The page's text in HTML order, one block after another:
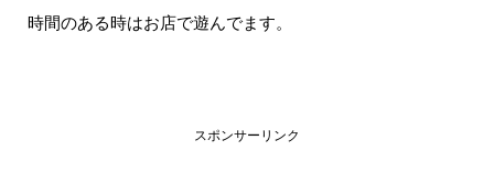
時間のある時はお店で遊んでます。
スポンサーリンク